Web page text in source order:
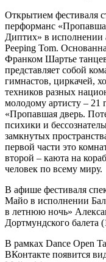
Открытием фестиваля
перформанс
Диптих» в исполнении
Peeping Tom.
Франком Шартье
представляет собой
гимнастов, циркачей,
техников разных
молодому артисту – 21
«Пропавшая дверь.
психики и
замкнутых
первой части это
второй – каюта на
человек по всему миру.
В афише фестиваля
Майо в исполнении
в летнюю ночь»
Дортмундского балета
В рамках Dance Open
ВКонтакте появится